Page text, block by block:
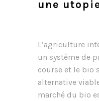
une
L’agriculture
un système de
course et le bio
alternative
marché du bio